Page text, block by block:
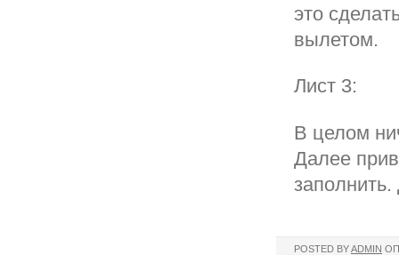
это
вылетом.
Лист 3:
В целом
Далее
POSTED BYADMIN